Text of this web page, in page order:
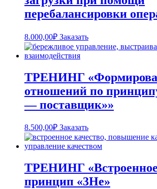
перебалансировки
8.000,00₽ Заказать
ТРЕНИНГ
отношений по
— поставщик»»
8.500,00₽ Заказать
ТРЕНИНГ «Встроенное
принцип «3Не»